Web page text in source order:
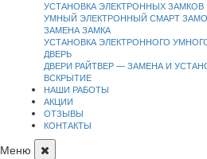
УСТАНОВКА ЭЛЕКТРОННЫХ ЗАМКОВ
УМНЫЙ ЭЛЕКТРОННЫЙ СМАРТ ЗАМОК
ЗАМЕНА ЗАМКА
УСТАНОВКА ЭЛЕКТРОННОГО
ДВЕРЬ
ДВЕРИ РАЙТВЕР — ЗАМЕНА И
ВСКРЫТИЕ
НАШИ РАБОТЫ
АКЦИИ
ОТЗЫВЫ
КОНТАКТЫ
Меню